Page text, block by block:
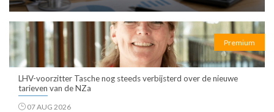
Premium
LHV-voorzitter Tasche nog steeds verbijsterd over de nieuwe
tarieven van de NZa
07 AUG 2026